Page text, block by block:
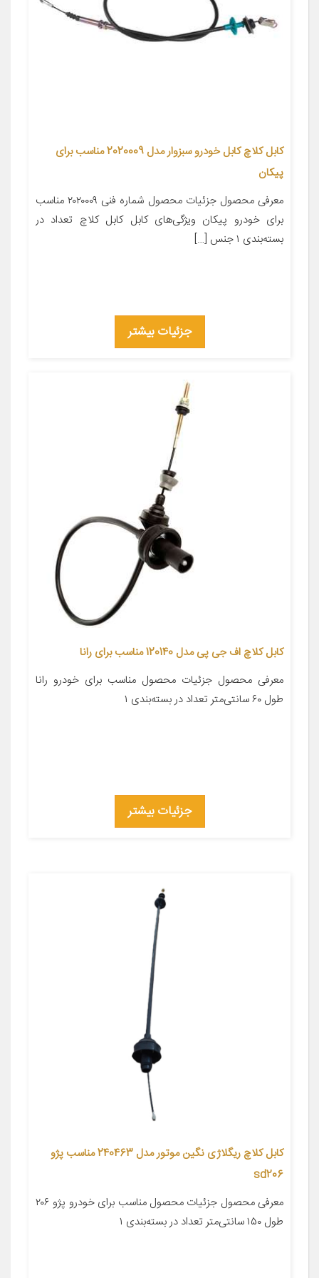
کابل کلاچ کابل خودرو سبزوار مدل 2020009 مناسب برای
پیکان
معرفی محصول جزئیات محصول شماره فنی ۲۰۲۰۰۰۹ مناسب
برای خودرو پیکان ویژگی‌های کابل کابل کلاچ تعداد در
بسته‌بندی ۱ جنس […]
جزئیات بیشتر
کابل کلاچ اف جی پی مدل 120140 مناسب برای رانا
معرفی محصول جزئیات محصول مناسب برای خودرو رانا
طول ۶۰ سانتی‌متر تعداد در بسته‌بندی ۱
جزئیات بیشتر
کابل کلاچ ریگلاژی نگین موتور مدل 240463 مناسب پژو
sd206
معرفی محصول جزئیات محصول مناسب برای خودرو پژو ۲۰۶
طول ۱۵۰ سانتی‌متر تعداد در بسته‌بندی ۱